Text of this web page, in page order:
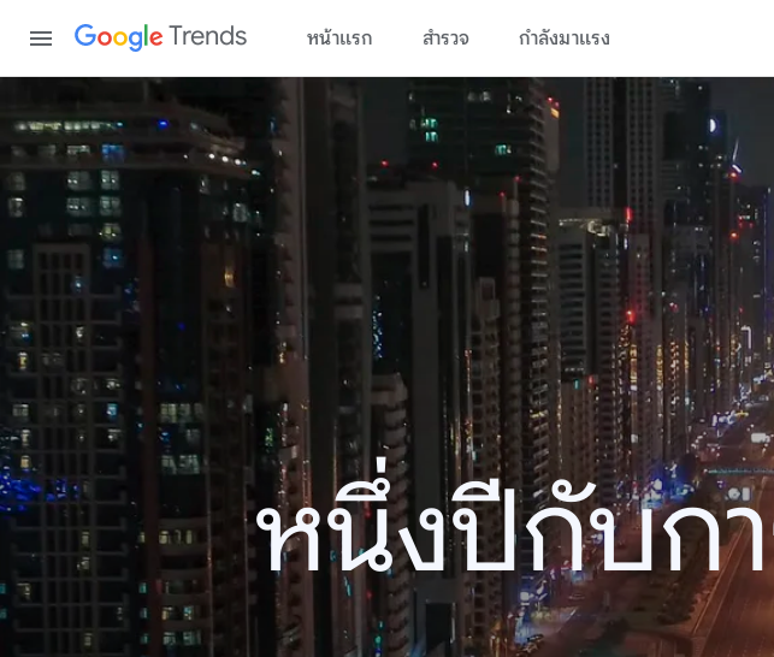
Trends หน้าแรก สำรวจ กำลังมาแรง
หนึ่งปีกับก